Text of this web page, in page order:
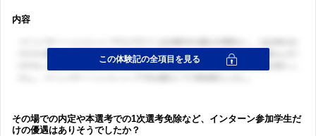
内容
その場での内定や本選考での1次選考免除など、インターン参加学生だ
けの優遇はありそうでしたか？